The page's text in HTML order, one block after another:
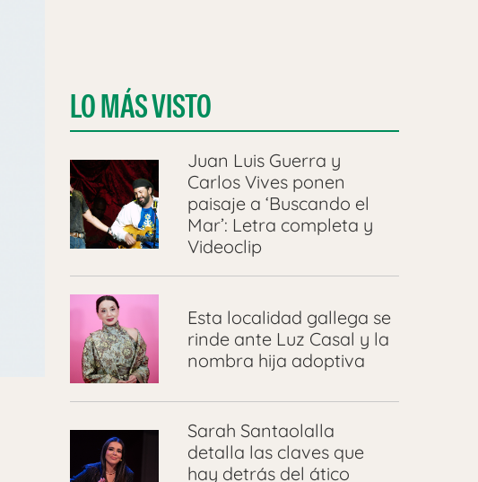
LO MÁS VISTO
Juan Luis Guerra y
Carlos Vives ponen
paisaje a ‘Buscando el
Mar’: Letra completa y
Videoclip
Esta localidad gallega se
rinde ante Luz Casal y la
nombra hija adoptiva
Sarah Santaolalla
detalla las claves que
hay detrás del ático